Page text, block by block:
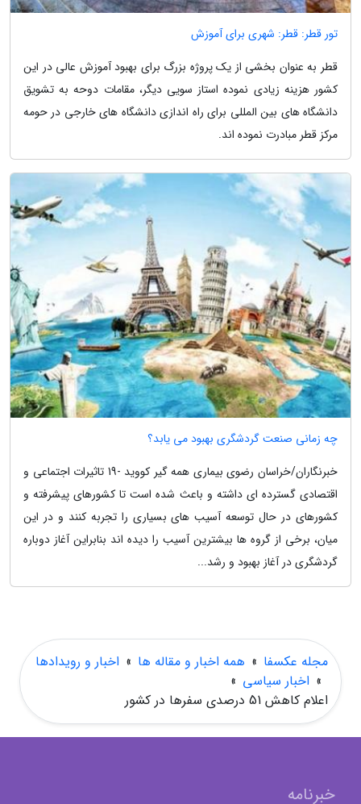
تور قطر: قطر: شهری برای آموزش
قطر به عنوان بخشی از یک پروژه بزرگ برای بهبود آموزش عالی در این
کشور هزینه زیادی نموده استاز سویی دیگر، مقامات دوحه به تشویق
دانشگاه های بین المللی برای راه اندازی دانشگاه های خارجی در حومه
مرکز قطر مبادرت نموده اند.
چه زمانی صنعت گردشگری بهبود می یابد؟
خبرنگاران/خراسان رضوی بیماری همه گیر کووید -19 تاثیرات اجتماعی و
اقتصادی گسترده ای داشته و باعث شده است تا کشورهای پیشرفته و
کشورهای در حال توسعه آسیب های بسیاری را تجربه کنند و در این
میان، برخی از گروه ها بیشترین آسیب را دیده اند بنابراین آغاز دوباره
گردشگری در آغاز بهبود و رشد...
مجله عکسفا » همه اخبار و مقاله ها » اخبار و رویدادها
» اخبار سیاسی »
اعلام کاهش 51 درصدی سفرها در کشور
خبرنامه